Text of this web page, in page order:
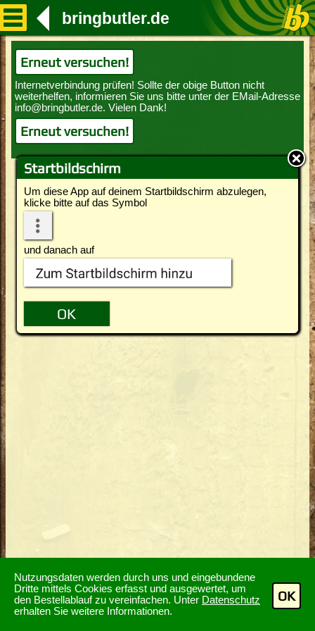
Nutzungsdaten werden durch uns und eingebundene
Dritte mittels Cookies erfasst und ausgewertet, um
den Bestellablauf zu vereinfachen. Unter Datenschutz
erhalten Sie weitere Informationen.
OK
Startbildschirm
Um diese App auf deinem Startbildschirm abzulegen,
klicke bitte auf das Symbol
und danach auf
bringbutler.de
Erneut versuchen!
Erneut versuchen!